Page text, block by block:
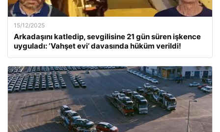
15/12/2025
Arkadaşını katledip, sevgilisine 21 gün süren işkence
uyguladı: ‘Vahşet evi’ davasında hüküm verildi!